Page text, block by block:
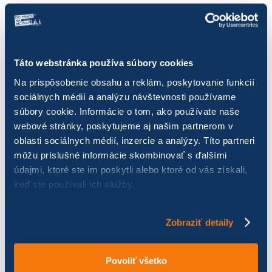
Táto webstránka používa súbory cookies
Na prispôsobenie obsahu a reklám, poskytovanie funkcií
sociálnych médií a analýzu návštevnosti používame
súbory cookie. Informácie o tom, ako používate naše
webové stránky, poskytujeme aj našim partnerom v
oblasti sociálnych médií, inzercie a analýzy. Títo partneri
môžu príslušné informácie skombinovať s ďalšími
údajmi, ktoré ste im poskytli alebo ktoré od vás získali,
keď ste používali ich služby.
Zobraziť detaily
Povoliť všetko
VÝSLEDKY PRE ROK 2026
Zobraziť výsledkov
Názov Počet jázd
Dievčence 0 0,00
Ekonomky
104